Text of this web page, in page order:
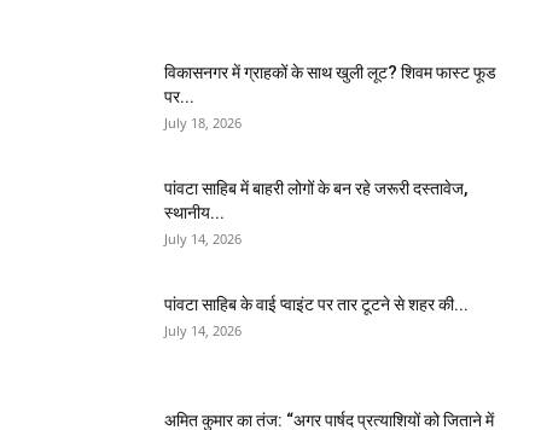
विकासनगर में ग्राहकों के साथ खुली लूट? शिवम फास्ट फूड
पर...
July 18, 2026
पांवटा साहिब में बाहरी लोगों के बन रहे जरूरी दस्तावेज,
स्थानीय...
July 14, 2026
पांवटा साहिब के वाई प्वाइंट पर तार टूटने से शहर की...
July 14, 2026
अमित कुमार का तंज: “अगर पार्षद प्रत्याशियों को जिताने में